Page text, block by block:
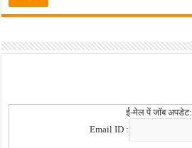
ई-मेल पें जॉब अपडेट:
Email ID :